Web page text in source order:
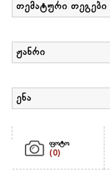
თემატური თეგები
ჟანრი
ენა
ფოტო
(0)